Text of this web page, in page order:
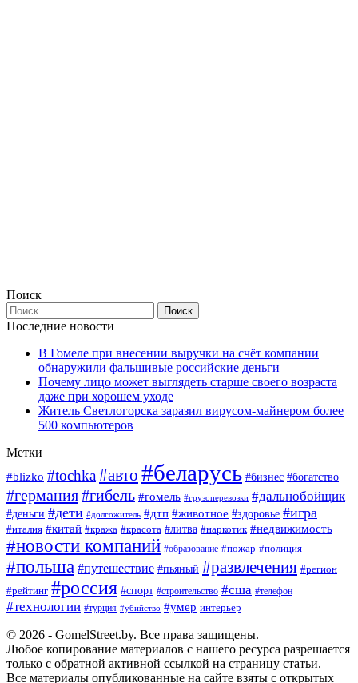
Поиск
Последние новости
В Гомеле при внесении выручки на счёт компании
обнаружили фальшивые российские деньги
Почему лицо может выглядеть старше своего возраста
даже при хорошем уходе
Житель Светлогорска заразил вирусом-майнером более
500 компьютеров
Метки
#blizko #tochka#авто #беларусь #бизнес #богатство
#германия#гибель #гомель #грузоперевозки #дальнобойщик
#деньги #дети #долгожитель #дтп #животное #здоровье #игра
#италия #китай #кража #красота #литва #наркотик #недвижимость
#новости компаний #образование #пожар #полиция
#польша #путешествие #пьяный #развлечения #регион
#рейтинг #россия #спорт #строительство #сша #телефон
#технологии #турция #убийство #умер интерьер
© 2026 - GomelStreet.by. Все права защищены.
Любое копирование материалов с нашего ресурса разрешается
только с обратной активной ссылкой на страницу статьи.
Все материалы опубликованные на сайте взяты с открытых